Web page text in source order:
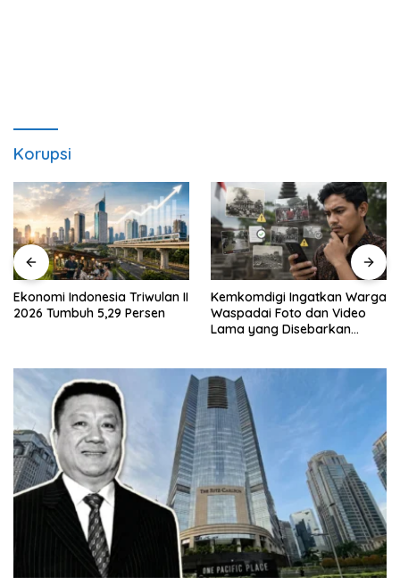
Korupsi
Ekonomi Indonesia Triwulan II
2026 Tumbuh 5,29 Persen
Kemkomdigi Ingatkan Warga
Waspadai Foto dan Video
Lama yang Disebarkan